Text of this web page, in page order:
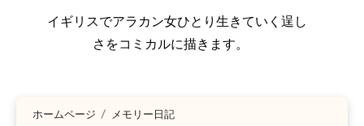
イギリスでアラカン女ひとり生きていく逞し
さをコミカルに描きます。
ホームページ
メモリー日記